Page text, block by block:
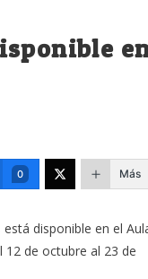
0 Más
disponible en el
de octubre al 23 de